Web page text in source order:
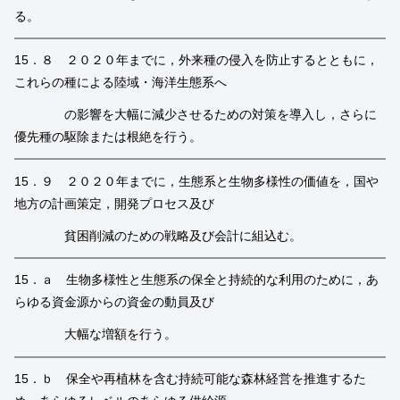
る。
15．８ ２０２０年までに，外来種の侵入を防止するとともに，
これらの種による陸域・海洋生態系へ
の影響を大幅に減少させるための対策を導入し，さらに
優先種の駆除または根絶を行う。
15．９ ２０２０年までに，生態系と生物多様性の価値を，国や
地方の計画策定，開発プロセス及び
貧困削減のための戦略及び会計に組込む。
15．ａ 生物多様性と生態系の保全と持続的な利用のために，あ
らゆる資金源からの資金の動員及び
大幅な増額を行う。
15．ｂ 保全や再植林を含む持続可能な森林経営を推進するた